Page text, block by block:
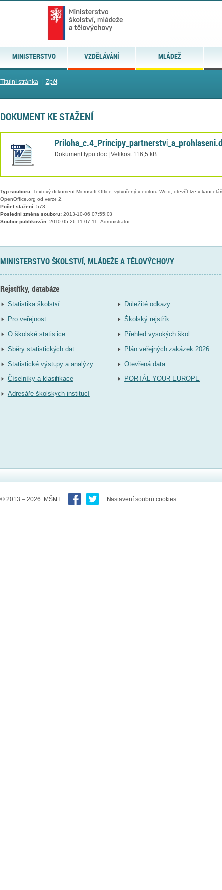
MINISTERSTVO VZDĚLÁVÁNÍ MLÁDEŽ
Titulní stránka| Zpět
DOKUMENT KE STAŽENÍ
Dokument typu doc | Velikost 116,5 kB
Typ souboru:Textový dokument Microsoft Office, vytvořený v editoru Word, otevřít lze v
OpenOffice.org od verze 2.
Počet stažení:573
Poslední změna souboru:2013-10-06 07:55:03
Soubor publikován:2010-05-26 11:07:11, Administrator
MINISTERSTVO ŠKOLSTVÍ, MLÁDEŽE A TĚLOVÝCHOVY
Rejstříky, databáze
Statistika školství
Pro veřejnost
O školské statistice
Sběry statistických dat
Statistické výstupy a analýzy
Číselníky a klasifikace
Adresáře školských institucí
Důležité odkazy
Školský rejstřík
Přehled vysokých škol
Plán veřejných zakázek 2026
Otevřená data
PORTÁL YOUR EUROPE
© 2013 – 2026 MŠMT Nastavení soubrů cookies